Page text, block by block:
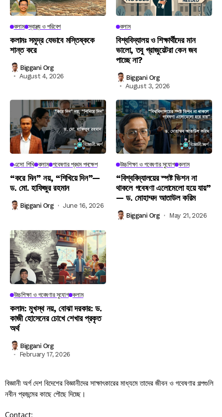
কলাম স্বাস্থ্য ও পরিবেশ
কলামঃ সমুদ্র যেভাবে মস্তিষ্ককে
শান্ত করে
Biggani Org
August 4, 2026
কলাম
বিশ্ববিদ্যালয় ও শিক্ষার্থীদের মান
ভালো, তবু গ্রাজুয়েটরা কেন জব
পাচ্ছে না?
Biggani Org
August 3, 2026
এসো শিখি কলাম গবেষণার প্রথম পদক্ষেপ
“করে দিন” নয়, “শিখিয়ে দিন”—
ড. মো. হাফিজুর রহমান
Biggani Org June 16, 2026
উচ্চশিক্ষা ও গবেষণার সুযোগ কলাম
“বিশ্ববিদ্যালয়ের স্পষ্ট ভিশন না
থাকলে গবেষণা এলোমেলো হয়ে যায়”
— ড. মোহাম্মদ আতাউল করিম
Biggani Org May 21, 2026
উচ্চশিক্ষা ও গবেষণার সুযোগ কলাম
কলাম: মুখস্থ নয়, বোঝা দরকার: ড.
কাজী হোসেনের চোখে শেখার প্রকৃত
অর্থ
Biggani Org
February 17, 2026
বিজ্ঞানী অর্গ দেশ বিদেশের বিজ্ঞানীদের সাক্ষাৎকারের মাধ্যমে তাদের জীবন ও গবেষণার গল্পগুলি
নবীন প্রজন্মের কাছে পৌছে দিচ্ছে।
Contact: